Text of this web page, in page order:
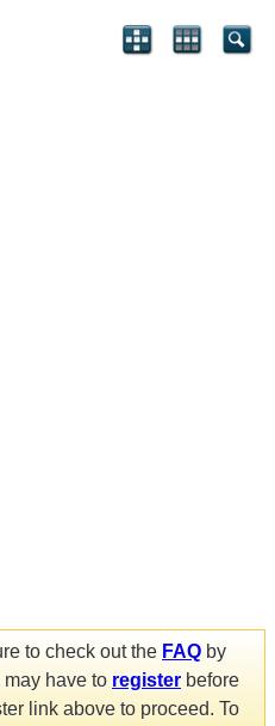
to check out the FAQ by
have to register before
link above to proceed. To